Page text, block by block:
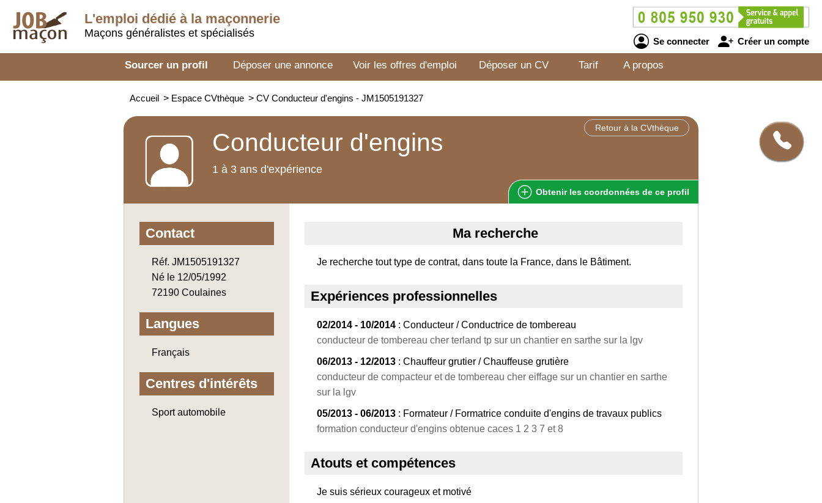
L'emploi dédié à la maçonnerie
Maçons généralistes et spécialisés
Se connecter Créer un compte
Sourcer un profil Déposer une annonce Voir les offres d'emploi Déposer un CV Tarif A propos
Accueil > Espace CVthèque > CV Conducteur d'engins - JM1505191327
Retour à la CVthèque
Conducteur d'engins
1 à 3 ans d'expérience
Obtenir les coordonnées de ce profil
Contact
Réf. JM1505191327
Né le 12/05/1992
72190 Coulaines
Langues
Français
Centres d'intérêts
Sport automobile
Ma recherche
Je recherche tout type de contrat, dans toute la France, dans le Bâtiment.
Expériences professionnelles
02/2014 - 10/2014 : Conducteur / Conductrice de tombereau
conducteur de tombereau cher terland tp sur un chantier en sarthe sur la lgv
06/2013 - 12/2013 : Chauffeur grutier / Chauffeuse grutière
conducteur de compacteur et de tombereau cher eiffage sur un chantier en sarthe
sur la lgv
05/2013 - 06/2013 : Formateur / Formatrice conduite d'engins de travaux publics
formation conducteur d'engins obtenue caces 1 2 3 7 et 8
Atouts et compétences
Je suis sérieux courageux et motivé